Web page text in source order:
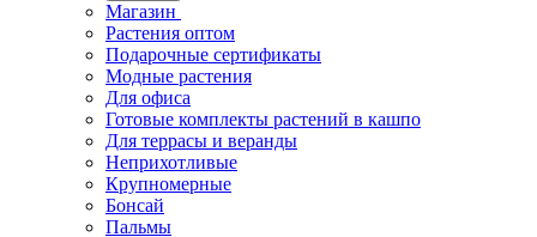
Магазин
Растения оптом
Подарочные сертификаты
Модные растения
Для офиса
Готовые комплекты растений в кашпо
Для террасы и веранды
Неприхотливые
Крупномерные
Бонсай
Пальмы